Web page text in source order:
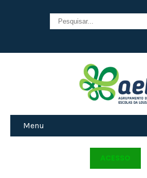
Menu
ACESSO